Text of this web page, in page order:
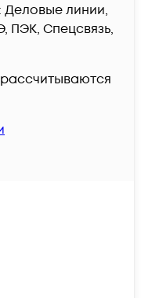
линии,
ПЭК, Спецсвязь,